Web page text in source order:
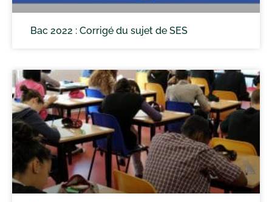
Bac 2022 : Corrigé du sujet de SES